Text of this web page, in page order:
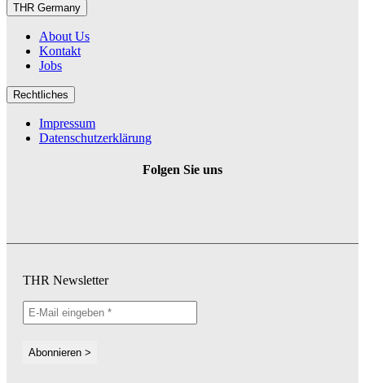
THR Germany
About Us
Kontakt
Jobs
Rechtliches
Impressum
Datenschutzerklärung
Folgen Sie uns
THR Newsletter